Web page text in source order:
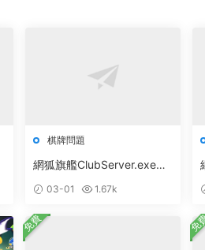
棋牌問題
網狐旗艦ClubServer.exe數
[ 0x80040e4d ]
03-01 1.67k
免費 免